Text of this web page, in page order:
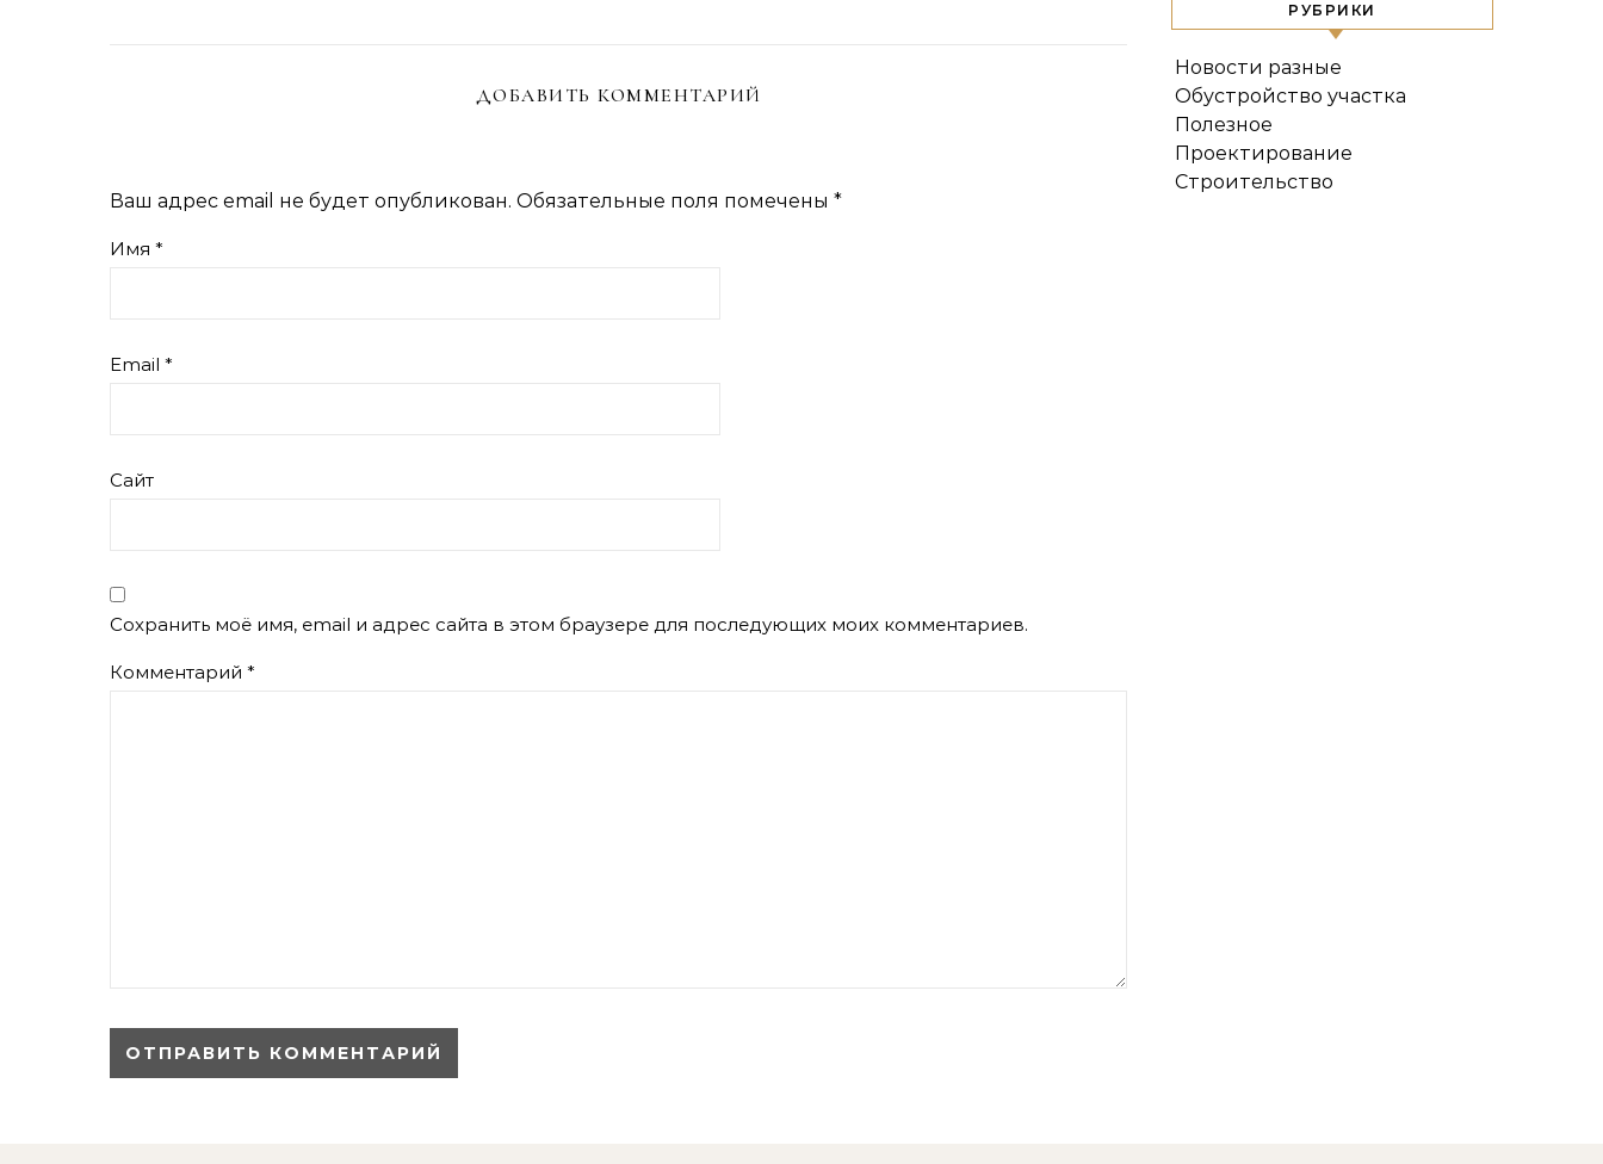
ДОБАВИТЬ КОММЕНТАРИЙ
Ваш адрес email не будет опубликован. Обязательные поля помечены *
Имя *
Email *
Сайт
Сохранить моё имя, email и адрес сайта в этом браузере для последующих моих комментариев.
Комментарий *
РУБРИКИ
Новости разные
Обустройство участка
Полезное
Проектирование
Строительство